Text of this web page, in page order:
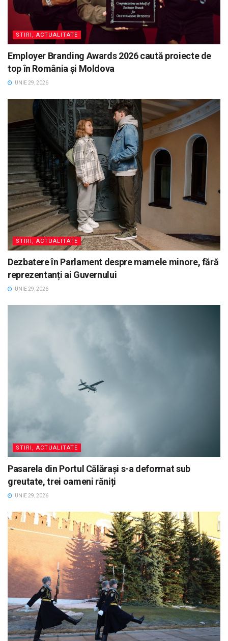
STIRI, ACTUALITATE
Employer Branding Awards 2026 caută proiecte de
top în România și Moldova
IUNIE 29, 2026
STIRI, ACTUALITATE
Dezbatere în Parlament despre mamele minore, fără
reprezentanți ai Guvernului
IUNIE 29, 2026
STIRI, ACTUALITATE
Pasarela din Portul Călărași s-a deformat sub
greutate, trei oameni răniți
IUNIE 29, 2026